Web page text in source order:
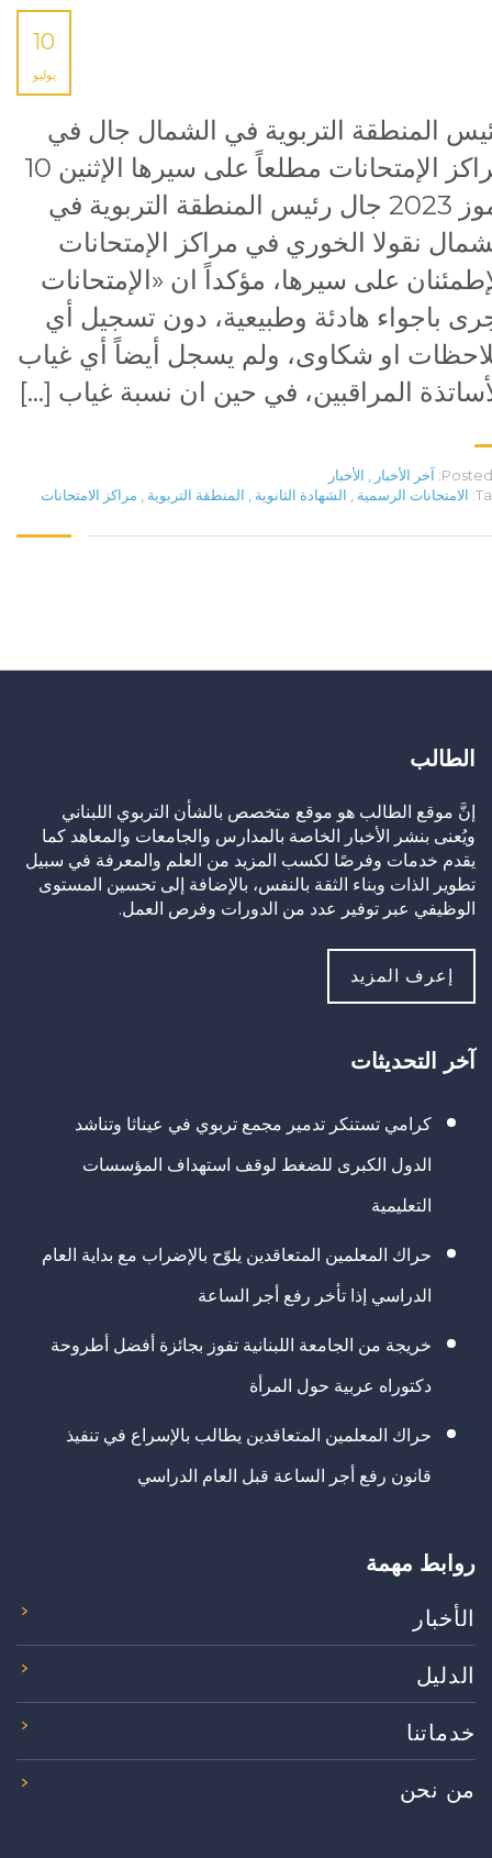
10
يوليو
المنطقة التربوية في الشمال جال في
مراكز الإمتحانات مطلعاً على سيرها الإثنين 10
تموز 2023 جال رئيس المنطقة التربوية في
نقولا الخوري في مراكز الإمتحانات
على سيرها، مؤكداً ان «الإمتحانات
باجواء هادئة وطبيعية، دون تسجيل أي
او شكاوى، ولم يسجل أيضاً أي غياب
المراقبين، في حين ان نسبة غياب […]
Posted آخر الأخبار
الأخبار
الامتحانات الرسمية الشهادة الثانوية المنطقة التربوية مراكز الامتحانات
الطالب
إنَّ موقع الطالب هو موقع متخصص بالشأن التربوي اللبناني
ويُعنى بنشر الأخبار الخاصة بالمدارس والجامعات والمعاهد كما
يقدم خدمات وفرصًا لكسب المزيد من العلم والمعرفة في سبيل
تطوير الذات وبناء الثقة بالنفس، بالإضافة إلى تحسين المستوى
الوظيفي عبر توفير عدد من الدورات وفرص العمل.
إعرف المزيد
آخر التحديثات
كرامي تستنكر تدمير مجمع تربوي في عيناثا وتناشد
الدول الكبرى للضغط لوقف استهداف المؤسسات
التعليمية
حراك المعلمين المتعاقدين يلوّح بالإضراب مع بداية العام
الدراسي إذا تأخر رفع أجر الساعة
خريجة من الجامعة اللبنانية تفوز بجائزة أفضل أطروحة
دكتوراه عربية حول المرأة
حراك المعلمين المتعاقدين يطالب بالإسراع في تنفيذ
قانون رفع أجر الساعة قبل العام الدراسي
روابط مهمة
الأخبار
الدليل
خدماتنا
من نحن